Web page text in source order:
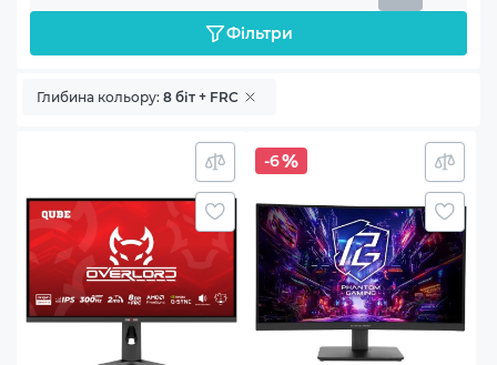
Фільтри
Глибина кольору: 8 біт + FRC
-6